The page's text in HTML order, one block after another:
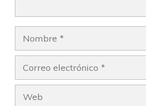
Nombre
Correo
electrónico
Web